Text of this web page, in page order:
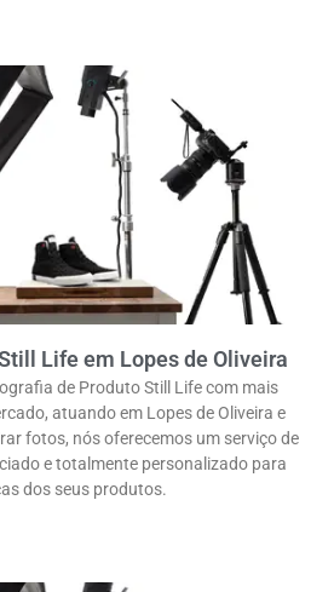
Life em Lopes de Oliveira
de Produto Still Life com mais
atuando em Lopes de Oliveira e
fotos, nós oferecemos um serviço de
e totalmente personalizado para
dos seus produtos.